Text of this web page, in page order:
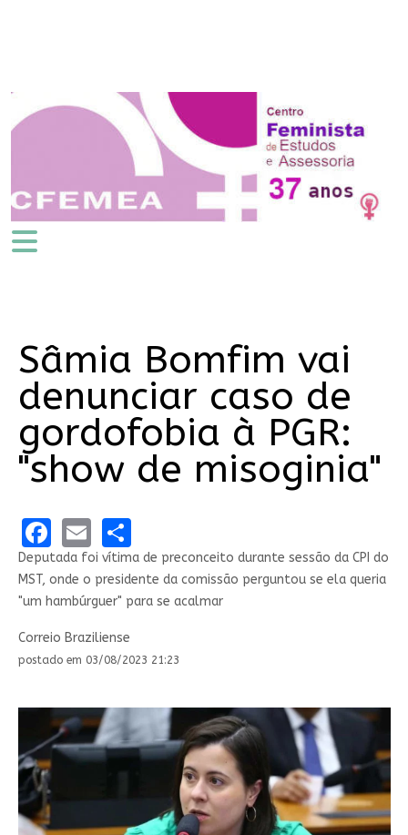
Sâmia Bomfim vai
denunciar caso de
gordofobia à PGR:
"show de misoginia"
Facebook
EmailShare
Deputada foi vítima de preconceito durante sessão da CPI do
MST, onde o presidente da comissão perguntou se ela queria
"um hambúrguer" para se acalmar
Correio Braziliense
postado em 03/08/2023 21:23